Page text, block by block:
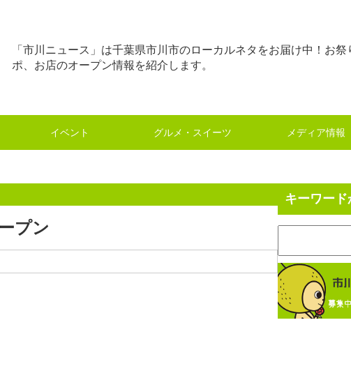
「市川ニュース」は千葉県市川市のローカルネタをお届け中！お
ポ、お店のオープン情報を紹介します。
イベント グルメ・スイーツ メディア情報
プン
キーワー